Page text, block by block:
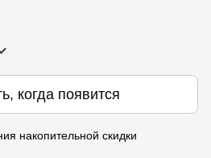
когда появится
накопительной скидки